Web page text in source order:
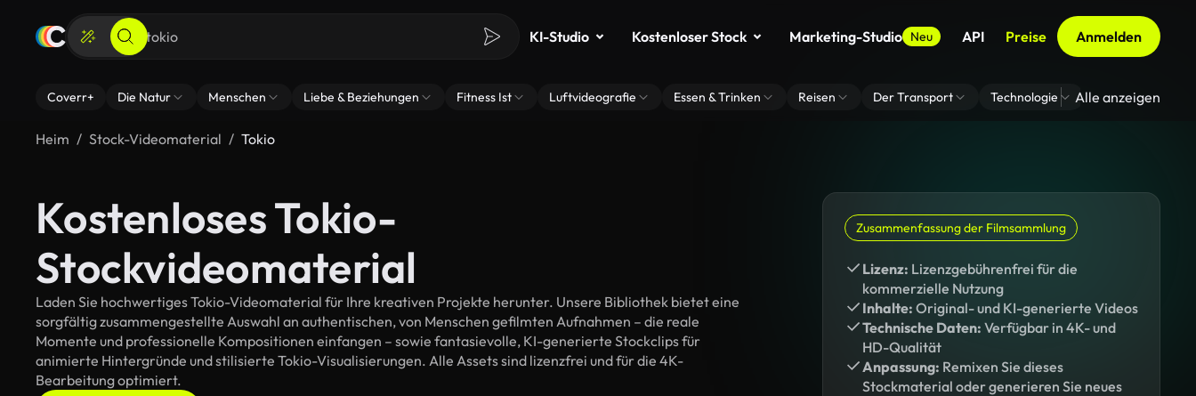
KI-Studio Kostenloser Stock Marketing-Studio Neu API Preise Anmelden
Coverr+ Die Natur Menschen Liebe & Beziehungen Fitness Ist Luftvideografie Essen & Trinken Reisen Der Transport Technologie Zoom Virtuelle
Alle anzeigen
Heim Stock-Videomaterial Tokio
Kostenloses Tokio-
Stockvideomaterial
Laden Sie hochwertiges Tokio-Videomaterial für Ihre kreativen Projekte herunter. Unsere Bibliothek bietet eine
sorgfältig zusammengestellte Auswahl an authentischen, von Menschen gefilmten Aufnahmen – die reale
Momente und professionelle Kompositionen einfangen – sowie fantasievolle, KI-generierte Stockclips für
animierte Hintergründe und stilisierte Tokio-Visualisierungen. Alle Assets sind lizenzfrei und für die 4K-
Bearbeitung optimiert.
Zusammenfassung der Filmsammlung
Lizenz: Lizenzgebührenfrei für die
kommerzielle Nutzung
Inhalte: Original- und KI-generierte Videos
Technische Daten: Verfügbar in 4K- und
HD-Qualität
Anpassung: Remixen Sie dieses
Stockmaterial oder generieren Sie neues